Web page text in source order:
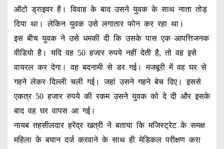
ऑटो ड्राइवर है। विवाह के बाद उसने युवक के साथ नाता तोड़
दिया था। लेकिन युवक उसे लगातार फोन कर रहा था।
इस बीच युवक ने उसे धमकी दी कि उसके पास एक आपत्तिजनक
वीडियाे है। यदि वह 50 हजार रुपये नहीं देती है, तो वह इसे
वायरल कर देगा। वह बदनामी से डर गई। मजबूरी में वह घर से
गहने लेकर दिल्ली चली गई। जहां उसने गहने बेच दिए। इससे
एकत्र 50 हजार रुपये की रकम उसने युवक को दे दी और इसके
बाद वह घर वापस आ गई।
नायब तहसीलदार हरेंद्र खत्री ने बताया कि मजिस्ट्रेट के समक्ष
महिला के बयान दर्ज करवाने के साथ ही मेडिकल परीक्षण करा